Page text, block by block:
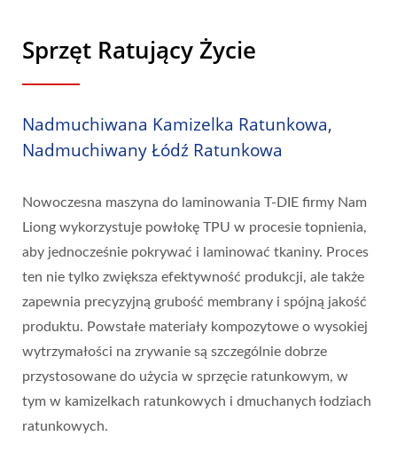
Sprzęt Ratujący Życie
Nadmuchiwana Kamizelka Ratunkowa,
Nadmuchiwany Łódź Ratunkowa
Nowoczesna maszyna do laminowania T-DIE firmy Nam
Liong wykorzystuje powłokę TPU w procesie topnienia,
aby jednocześnie pokrywać i laminować tkaniny. Proces
ten nie tylko zwiększa efektywność produkcji, ale także
zapewnia precyzyjną grubość membrany i spójną jakość
produktu. Powstałe materiały kompozytowe o wysokiej
wytrzymałości na zrywanie są szczególnie dobrze
przystosowane do użycia w sprzęcie ratunkowym, w
tym w kamizelkach ratunkowych i dmuchanych łodziach
ratunkowych.